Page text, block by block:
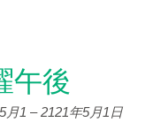
午後
月1 –2121年5月1日